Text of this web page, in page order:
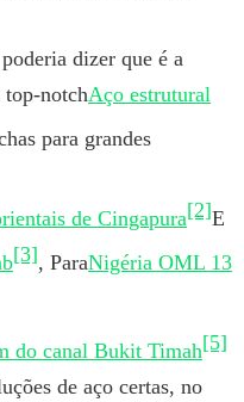
dizer que é a
top-notchAço estrutural
para grandes
de Cingapura[2]E
[3], ParaNigéria OML 13
do canal Bukit Timah[5]
de aço certas, no